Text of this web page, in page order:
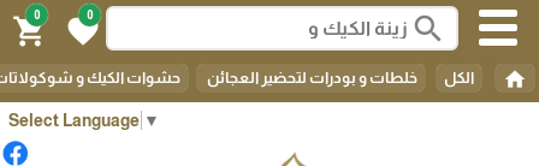
Select Language ▼
search
0
favorite
0
shopping_cart
home الكل خلطات و بودرات لتحضير العجائن حشوات الكيك و